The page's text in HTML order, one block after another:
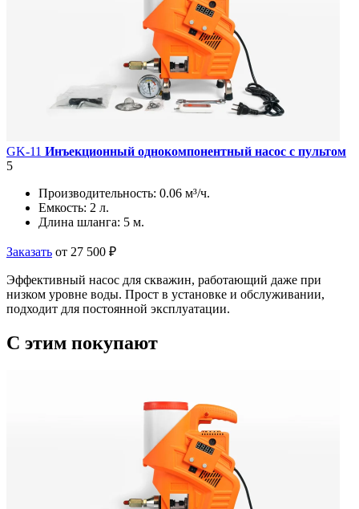
GK-11 Инъекционный однокомпонентный насос с пультом
5
Производительность: 0.06 м³/ч.
Емкость: 2 л.
Длина шланга: 5 м.
Заказать от 27 500 ₽
Эффективный насос для скважин, работающий даже при
низком уровне воды. Прост в установке и обслуживании,
подходит для постоянной эксплуатации.
C этим покупают